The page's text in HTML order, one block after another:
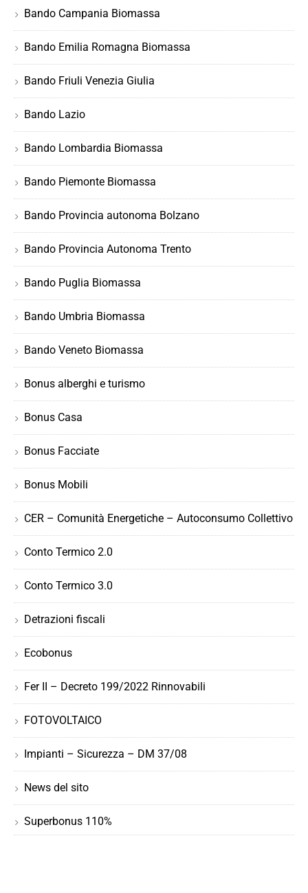
Bando Campania Biomassa
Bando Emilia Romagna Biomassa
Bando Friuli Venezia Giulia
Bando Lazio
Bando Lombardia Biomassa
Bando Piemonte Biomassa
Bando Provincia autonoma Bolzano
Bando Provincia Autonoma Trento
Bando Puglia Biomassa
Bando Umbria Biomassa
Bando Veneto Biomassa
Bonus alberghi e turismo
Bonus Casa
Bonus Facciate
Bonus Mobili
CER – Comunità Energetiche – Autoconsumo Collettivo
Conto Termico 2.0
Conto Termico 3.0
Detrazioni fiscali
Ecobonus
Fer II – Decreto 199/2022 Rinnovabili
FOTOVOLTAICO
Impianti – Sicurezza – DM 37/08
News del sito
Superbonus 110%